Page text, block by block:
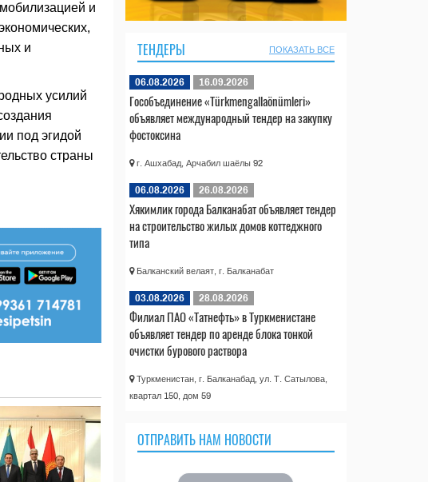
и
и
усилий
под эгидой
страны
ТЕНДЕРЫ ПОКАЗАТЬ ВСЕ
06.08.2026 16.09.2026
Гособъединение «Türkmengallaönümleri»
объявляет международный тендер на закупку
фостоксина
г. Ашхабад, Арчабил шаёлы 92
06.08.2026 26.08.2026
Хякимлик города Балканабат объявляет тендер
на строительство жилых домов коттеджного
типа
Балканский велаят, г. Балканабат
03.08.2026 28.08.2026
Филиал ПАО «Татнефть» в Туркменистане
объявляет тендер по аренде блока тонкой
очистки бурового раствора
Туркменистан, г. Балканабад, ул. Т. Сатылова,
квартал 150, дом 59
ОТПРАВИТЬ НАМ НОВОСТИ